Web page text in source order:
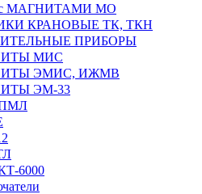
МАГНИТАМИ МО
КРАНОВЫЕ ТК, ТКН
ПРИБОРЫ
МИС
ЭМИС, ИЖМВ
ЭМ-33
6000